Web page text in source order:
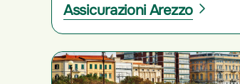
Assicurazioni Arezzo